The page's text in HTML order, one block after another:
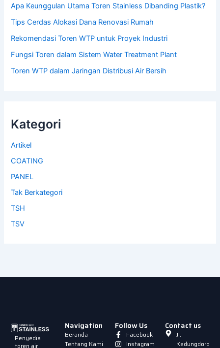
Apa Keunggulan Utama Toren Stainless Dibanding Plastik?
Tips Cerdas Alokasi Dana Renovasi Rumah
Rekomendasi Toren WTP untuk Proyek Industri
Fungsi Toren dalam Sistem Water Treatment Plant
Toren WTP dalam Jaringan Distribusi Air Bersih
Kategori
Artikel
COATING
PANEL
Tak Berkategori
TSH
TSV
Penyedia
toren air
Navigation
Beranda
Tentang Kami
Follow Us
Facebook
Instagram
Contact us
Jl.
Kedungdoro